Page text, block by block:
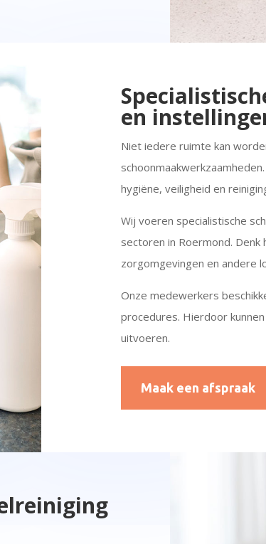
en
Niet iedere ruimte kan
hygiëne, veiligheid en
Wij voeren specialistische
sectoren in Roermond.
zorgomgevingen en andere
Onze medewerkers
procedures. Hierdoor
uitvoeren.
Maak een afspraak